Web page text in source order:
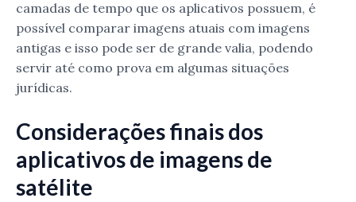
camadas de tempo que os aplicativos possuem, é
possível comparar imagens atuais com imagens
antigas e isso pode ser de grande valia, podendo
servir até como prova em algumas situações
jurídicas.
Considerações finais dos
aplicativos de imagens de
satélite